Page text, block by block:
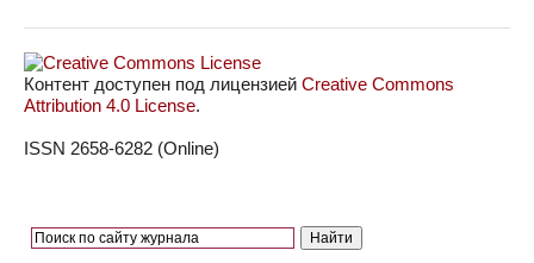
Контент доступен под лицензией Creative Commons
Attribution 4.0 License.
ISSN 2658-6282 (Online)